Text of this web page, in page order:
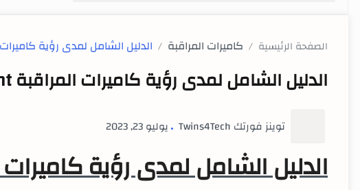
الصفحة الرئيسية كاميرات المراقبة
الدليل الشامل لمدى رؤية كاميرات المراقبة Surveillance camera different
يوليو 23, 2023
الدليل الشامل لمدى رؤية كاميرات